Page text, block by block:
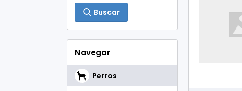
Buscar
Navegar
Perros